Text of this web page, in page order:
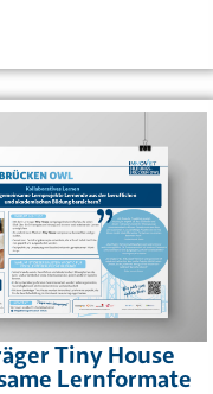
Tiny House
Lernformate